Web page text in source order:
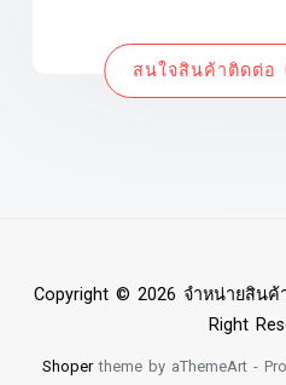
สนใจสินค้าติดต่อ
Copyright © 2026 จำหน่ายสินค้
Right
Shopertheme by aThemeArt -